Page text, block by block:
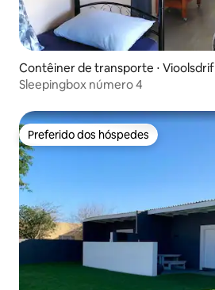
Contêiner de transporte ⋅ Vioolsdrif
Sleepingbox número 4
Preferido dos hóspedes
Preferido dos hóspedes